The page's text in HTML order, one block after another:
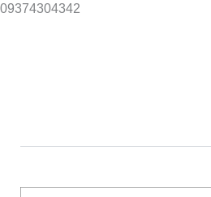
09374304342